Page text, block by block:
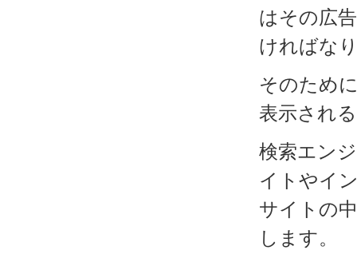
はその広
ければな
そのため
表示され
検索エン
イトやイ
サイトの
します。